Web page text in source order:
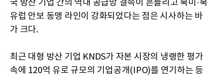
국 방산 기업 간의 역내 공급망 결속이 흔들리고 북미·북
유럽 안보 동맹 라인이 강화되었다는 점은 시사하는 바
가 크다.
최근 대형 방산 기업 KNDS가 자본 시장의 냉랭한 평가
속에 120억 유로 규모의 기업공개(IPO)를 연기하는 등